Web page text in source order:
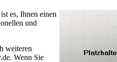
es, Ihnen einen
und
weiteren
Wenn Sie